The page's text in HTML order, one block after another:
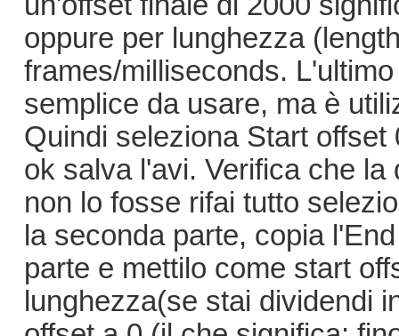
oppure per lunghezza
frames/milliseconds.
semplice da usare, ma è
Quindi seleziona Start
ok salva l'avi. Verifica che
non lo fosse rifai tutto
la seconda parte, copia
parte e mettilo come start
lunghezza(se stai dividendi